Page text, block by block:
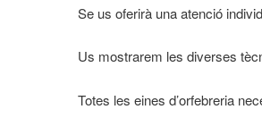
Se us oferirà una atenció
Us mostrarem les diverses
Totes les eines d’orfebreria